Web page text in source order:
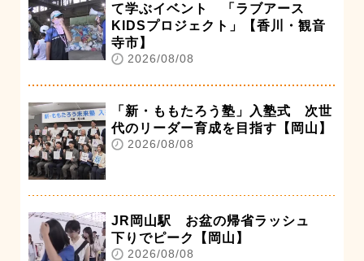
て学ぶイベント 「ラブアース
KIDSプロジェクト」【香川・観音
寺市】
2026/08/08
「新・ももたろう塾」入塾式 次世
代のリーダー育成を目指す【岡山】
2026/08/08
JR岡山駅 お盆の帰省ラッシュ
下りでピーク【岡山】
2026/08/08